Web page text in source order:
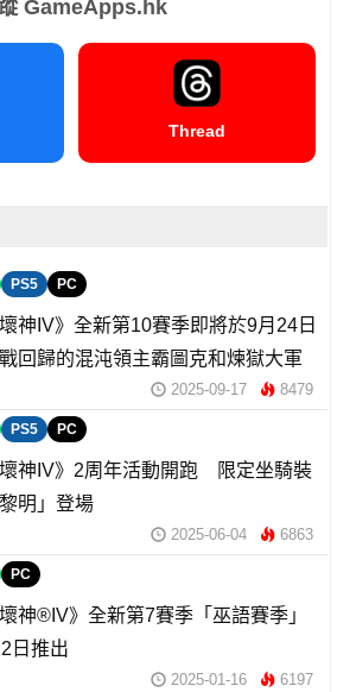
GameApps.hk
Thread
PS5 PC
壞神IV》全新第10賽季即將於9月24日
回歸的混沌領主霸圖克和煉獄大軍
2025-09-17 8479
PS5 PC
壞神IV》2周年活動開跑 限定坐騎裝
明」登場
2025-06-04 6863
PC
壞神®IV》全新第7賽季「巫語賽季」
日推出
2025-01-16 6197